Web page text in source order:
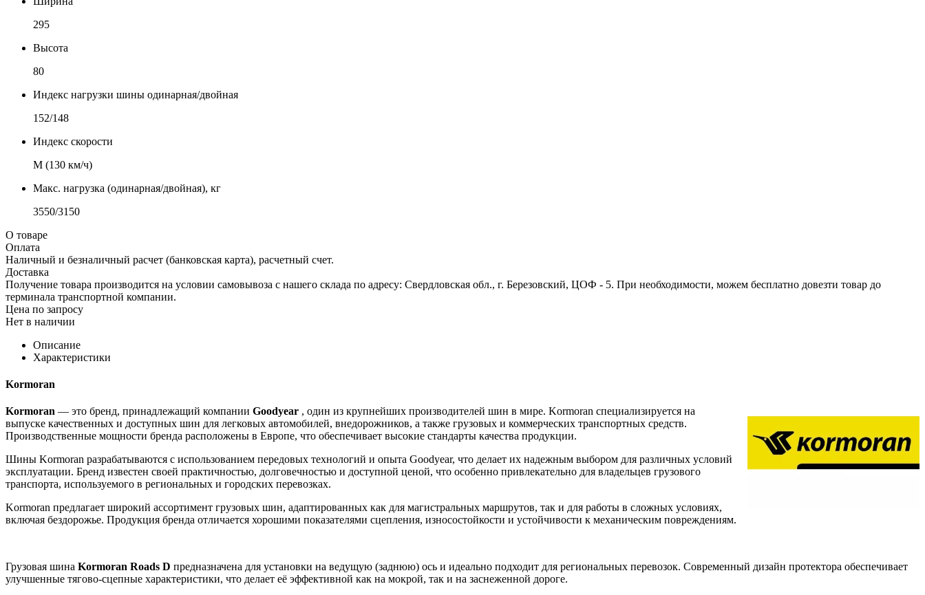
295
Высота
80
Индекс нагрузки шины одинарная/двойная
152/148
Индекс скорости
М (130 км/ч)
Макс. нагрузка (одинарная/двойная), кг
3550/3150
О товаре
Оплата
Наличный и безналичный расчет (банковская карта), расчетный счет.
Доставка
Получение товара производится на условии самовывоза с нашего склада по адресу: Свердловская обл., г. Березовский, ЦОФ - 5. При необходимости, можем бесплатно довезти товар до
терминала транспортной компании.
Цена по запросу
Нет в наличии
Описание
Характеристики
Kormoran
Kormoran — это бренд, принадлежащий компании Goodyear , один из крупнейших производителей шин в мире. Kormoran специализируется на
выпуске качественных и доступных шин для легковых автомобилей, внедорожников, а также грузовых и коммерческих транспортных средств.
Производственные мощности бренда расположены в Европе, что обеспечивает высокие стандарты качества продукции.
Шины Kormoran разрабатываются с использованием передовых технологий и опыта Goodyear, что делает их надежным выбором для различных условий
эксплуатации. Бренд известен своей практичностью, долговечностью и доступной ценой, что особенно привлекательно для владельцев грузового
транспорта, используемого в региональных и городских перевозках.
Kormoran предлагает широкий ассортимент грузовых шин, адаптированных как для магистральных маршрутов, так и для работы в сложных условиях,
включая бездорожье. Продукция бренда отличается хорошими показателями сцепления, износостойкости и устойчивости к механическим повреждениям.
Грузовая шина Kormoran Roads D предназначена для установки на ведущую (заднюю) ось и идеально подходит для региональных перевозок. Современный дизайн протектора обеспечивает
улучшенные тягово-сцепные характеристики, что делает её эффективной как на мокрой, так и на заснеженной дороге.